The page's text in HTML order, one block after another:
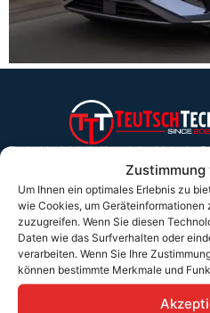
Um Ihnen ein optimales Erlebnis zu
wie Cookies, um Geräteinformationen
zuzugreifen. Wenn Sie diesen
Daten wie das Surfverhalten oder
verarbeiten. Wenn Sie Ihre
können bestimmte Merkmale und
Teutschtech ist ein Komplettanbieter im
erneuerbaren Energien. Auf unserer
Übersicht über unsere Produkte und
Service & Hilfe
Kontakt